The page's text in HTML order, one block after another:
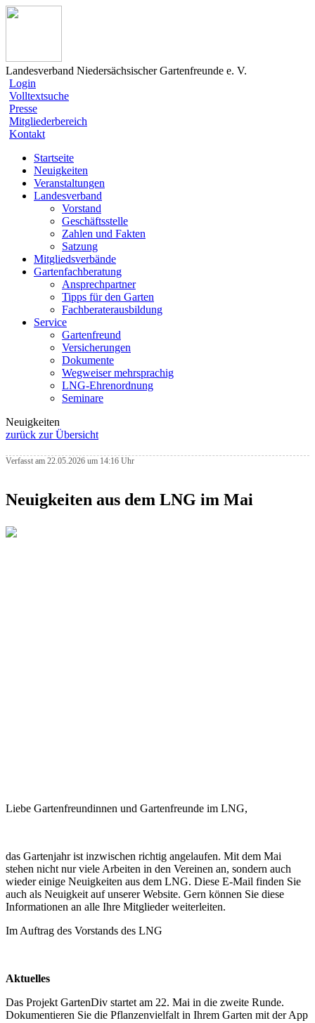
Landesverband Niedersächsischer Gartenfreunde e. V.
Login
Volltextsuche
Presse
Mitgliederbereich
Kontakt
Startseite
Neuigkeiten
Veranstaltungen
Landesverband
Vorstand
Geschäftsstelle
Zahlen und Fakten
Satzung
Mitgliedsverbände
Gartenfachberatung
Ansprechpartner
Tipps für den Garten
Fachberaterausbildung
Service
Gartenfreund
Versicherungen
Dokumente
Wegweiser mehrsprachig
LNG-Ehrenordnung
Seminare
Neuigkeiten
zurück zur Übersicht
Verfasst am 22.05.2026 um 14:16 Uhr
Neuigkeiten aus dem LNG im Mai
Liebe Gartenfreundinnen und Gartenfreunde im LNG,
das Gartenjahr ist inzwischen richtig angelaufen. Mit dem Mai
stehen nicht nur viele Arbeiten in den Vereinen an, sondern auch
wieder einige Neuigkeiten aus dem LNG. Diese E-Mail finden Sie
auch als Neuigkeit auf unserer Website. Gern können Sie diese
Informationen an alle Ihre Mitglieder weiterleiten.
Im Auftrag des Vorstands des LNG
Aktuelles
Das Projekt GartenDiv startet am 22. Mai in die zweite Runde.
Dokumentieren Sie die Pflanzenvielfalt in Ihrem Garten mit der App